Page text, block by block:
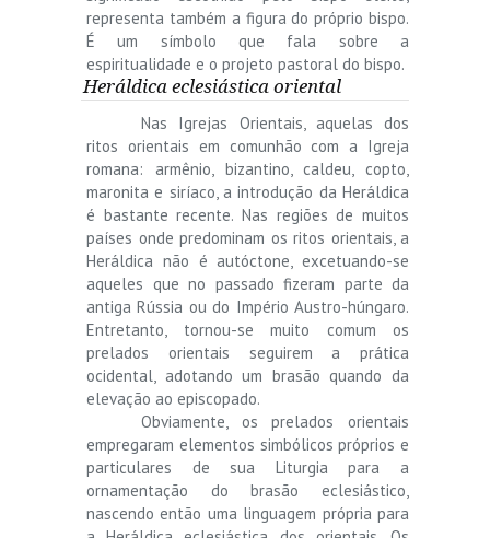
representa também a figura do próprio bispo.
É um símbolo que fala sobre a
espiritualidade e o projeto pastoral do bispo.
Heráldica eclesiástica oriental
Nas Igrejas Orientais, aquelas dos
ritos orientais em comunhão com a Igreja
romana: armênio, bizantino, caldeu, copto,
maronita e siríaco, a introdução da Heráldica
é bastante recente. Nas regiões de muitos
países onde predominam os ritos orientais, a
Heráldica não é autóctone, excetuando-se
aqueles que no passado fizeram parte da
antiga Rússia ou do Império Austro-húngaro.
Entretanto, tornou-se muito comum os
prelados orientais seguirem a prática
ocidental, adotando um brasão quando da
elevação ao episcopado.
Obviamente, os prelados orientais
empregaram elementos simbólicos próprios e
particulares de sua Liturgia para a
ornamentação do brasão eclesiástico,
nascendo então uma linguagem própria para